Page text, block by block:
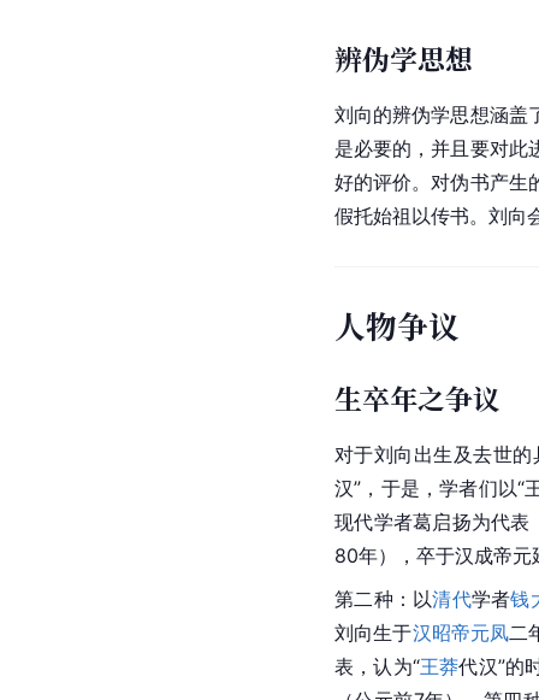
辨伪学思想
刘向的辨伪学思想涵盖
是必要的，并且要对此
好的评价。对伪书产生
假托始祖以传书。刘向
人物争议
生卒年之争议
对于刘向 出生及去世
汉”，于是，学者们以“
现代学者葛启扬为代表
80年），卒于汉成帝元
第二种：以清代学者钱
刘向生于汉昭帝元凤二
表，认为“王莽代汉”的